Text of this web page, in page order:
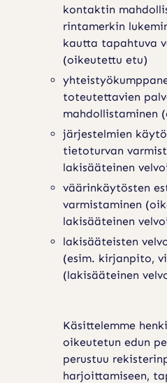
kontaktin
rintamerkin
kautta tapahtuva
(oikeutettu etu)
toteutettavien
mahdollistaminen
järjestelmien
tietoturvan
lakisääteinen
väärinkäytösten
varmistaminen
lakisääteinen
lakisääteisten
(esim. kirjanpito,
(lakisääteinen
Käsittelemme
oikeutetun edun
perustuu
harjoittamiseen,